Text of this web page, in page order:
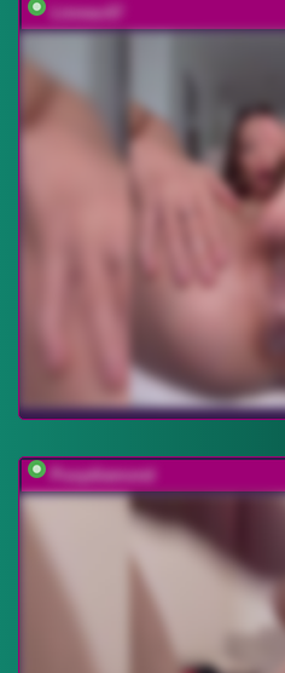
Linnea-67
Pusydiamond